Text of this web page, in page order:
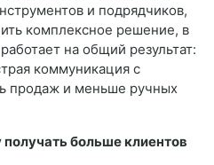
и подрядчиков,
комплексное решение, в
на общий результат:
коммуникация с
продаж и меньше ручных
больше клиентов